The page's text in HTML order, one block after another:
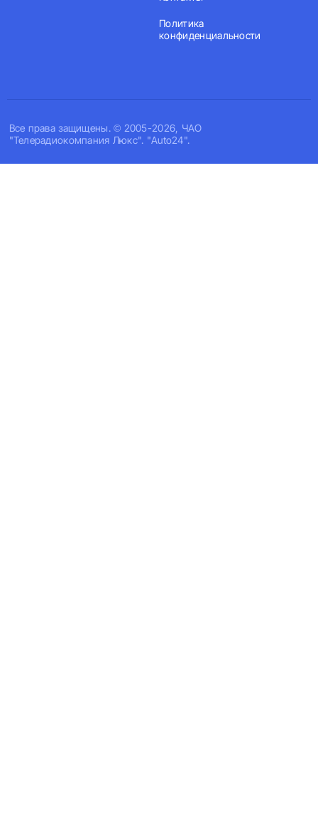
Все права защищены. © 2005-2026, ЧАО
"Телерадиокомпания Люкс". "Auto24".
Политика
конфиденциальности